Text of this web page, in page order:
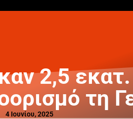
2,5 εκατ.
τη
4 Ιουνίου, 2025